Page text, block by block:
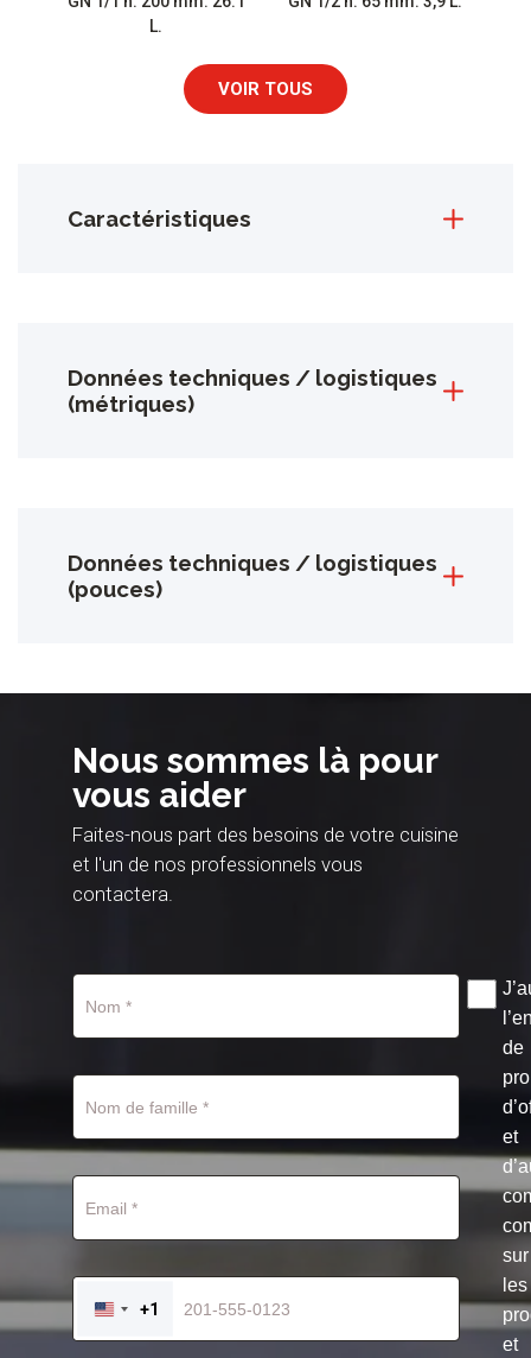
L.
VOIR TOUS
Caractéristiques
Données techniques / logistiques
(métriques)
Données techniques / logistiques
(pouces)
Nous sommes là pour
vous aider
Faites-nous part des besoins de votre cuisine
et l'un de nos professionnels vous
contactera.
UNITED
STATES
+1
de
et
sur
les
et